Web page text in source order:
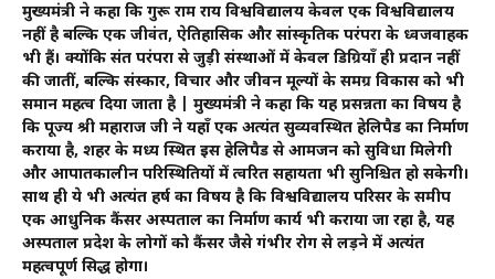
मुख्यमंत्री ने कहा कि गुरू राम राय विश्वविद्यालय केवल एक विश्वविद्यालय
नहीं है बल्कि एक जीवंत, ऐतिहासिक और सांस्कृतिक परंपरा के ध्वजवाहक
भी हैं। क्योंकि संत परंपरा से जुड़ी संस्थाओं में केवल डिग्रियाँ ही प्रदान नहीं
की जातीं, बल्कि संस्कार, विचार और जीवन मूल्यों के समग्र विकास को भी
समान महत्व दिया जाता है | मुख्यमंत्री ने कहा कि यह प्रसन्नता का विषय है
कि पूज्य श्री महाराज जी ने यहाँ एक अत्यंत सुव्यवस्थित हेलिपैड का निर्माण
कराया है, शहर के मध्य स्थित इस हेलिपैड से आमजन को सुविधा मिलेगी
और आपातकालीन परिस्थितियों में त्वरित सहायता भी सुनिश्चित हो सकेगी।
साथ ही ये भी अत्यंत हर्ष का विषय है कि विश्वविद्यालय परिसर के समीप
एक आधुनिक कैंसर अस्पताल का निर्माण कार्य भी कराया जा रहा है, यह
अस्पताल प्रदेश के लोगों को कैंसर जैसे गंभीर रोग से लड़ने में अत्यंत
महत्वपूर्ण सिद्ध होगा।